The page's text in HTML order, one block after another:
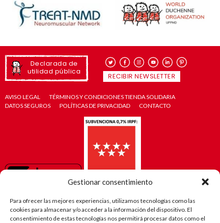
Gestionar consentimiento
Para ofrecer las mejores experiencias, utilizamos tecnologías como las
cookies para almacenar y/o acceder a la información del dispositivo. El
consentimiento de estas tecnologías nos permitirá procesar datos como el
Declarada de
utilidad pública
RECIBIR NEWSLETTER
AVISO LEGAL
TÉRMINOS Y CONDICIONES TIENDA SOLIDARIA
DATOS SEGUROS
POLÍTICAS DE PRIVACIDAD CONTACTO